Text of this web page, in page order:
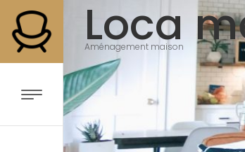
Loca
Aménagement maison